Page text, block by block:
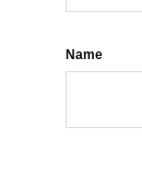
Name